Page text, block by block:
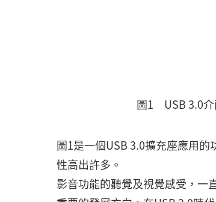
圖1 USB 3.0介
圖1是一個USB 3.0擴充座應用
性高出許多。
影音功能的聽覺及視覺感受，一